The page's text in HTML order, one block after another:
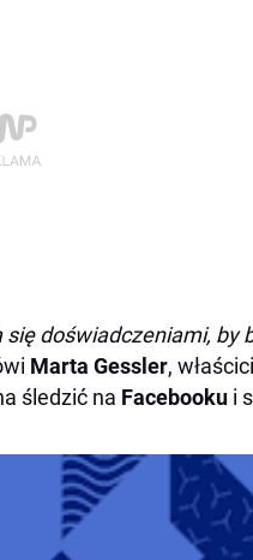
doświadczeniami, by
Marta Gessler,
śledzić na Facebooku i